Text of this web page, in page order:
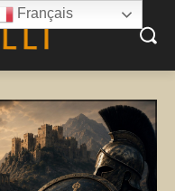
Français